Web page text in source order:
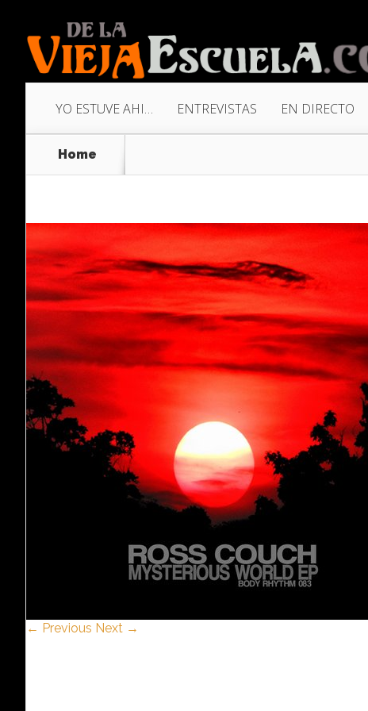
YO ESTUVE AHI… ENTREVISTAS EN DIRECTO
Home
← Previous Next →